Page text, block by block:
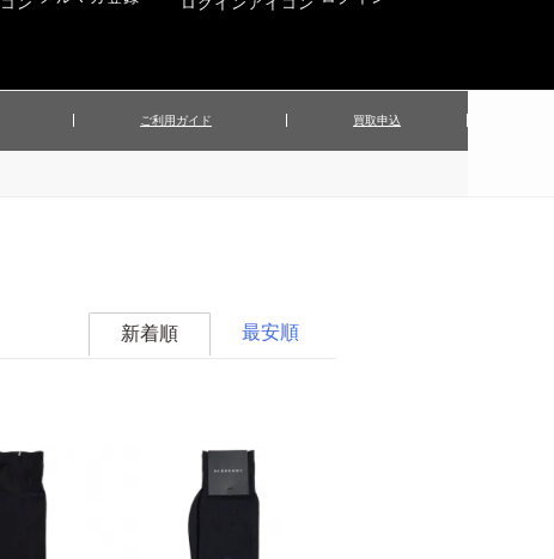
ご利用ガイド 買取申込
最安順
新着順